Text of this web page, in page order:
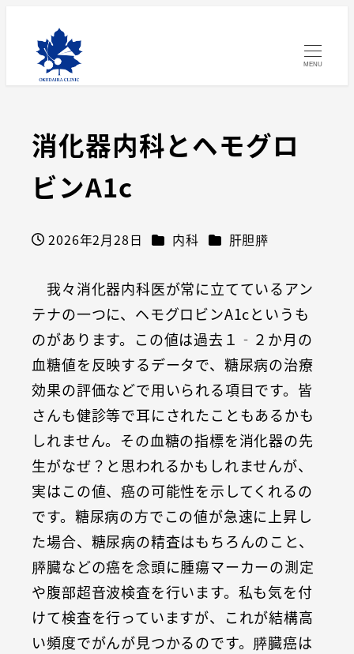
MENU
消化器内科とヘモグロ
ビンA1c
投稿日
2026年2月28日 カテゴリー
内科 カテゴリー
肝胆膵
我々消化器内科医が常に立てているアン
テナの一つに、ヘモグロビンA1cというも
のがあります。この値は過去１‐２か月の
血糖値を反映するデータで、糖尿病の治療
効果の評価などで用いられる項目です。皆
さんも健診等で耳にされたこともあるかも
しれません。その血糖の指標を消化器の先
生がなぜ？と思われるかもしれませんが、
実はこの値、癌の可能性を示してくれるの
です。糖尿病の方でこの値が急速に上昇し
た場合、糖尿病の精査はもちろんのこと、
膵臓などの癌を念頭に腫瘍マーカーの測定
や腹部超音波検査を行います。私も気を付
けて検査を行っていますが、これが結構高
い頻度でがんが見つかるのです。膵臓癌は